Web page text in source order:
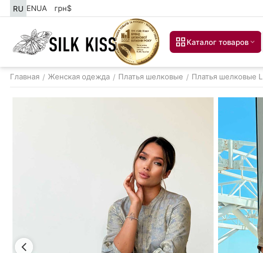
RU ENUA грн$
Каталог товаров
Главная / Женская одежда / Платья шелковые / Платья шелковые L